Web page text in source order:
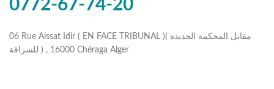
0772-67-74-20
06 Rue Aissat Idir ( EN FACE TRIBUNAL )( مقابل المحكمة الجديدة
للشراقة ) , 16000 Chéraga Alger